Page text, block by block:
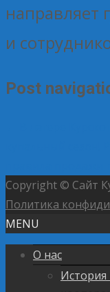
и
Post
Copyright © Сайт
Политика
MENU
О нас
История